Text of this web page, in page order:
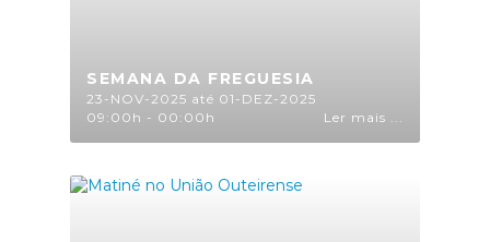
SEMANA DA FREGUESIA
23-NOV-2025 até 01-DEZ-2025
09:00h - 00:00h
Ler mais ...